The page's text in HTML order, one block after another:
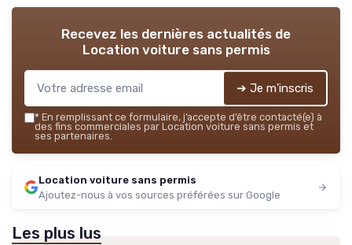
Recevez les dernières actualités de
Location voiture sans permis
➔ Je m'inscris
* En remplissant ce formulaire, j’accepte d’être contacté(e) à
des fins commerciales par Location voiture sans permis et
ses partenaires.
Location voiture sans permis
Ajoutez-nous à vos sources préférées sur Google
Les plus lus